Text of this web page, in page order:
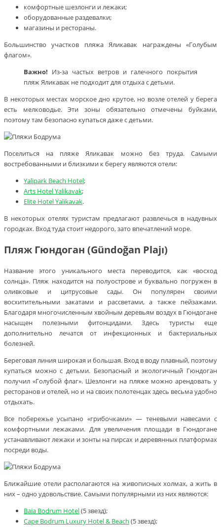
комфортные шезлонги и лежаки;
оборудованные раздевалки;
магазины и рестораны.
Большинство участков пляжа Яликавак награждены «Голубым
флагом».
Важно! Из-за частых ветров и галечного покрытия
пляж Яликавак не подходит для отдыха с детьми.
В некоторых местах морское дно крутое, но возле отелей у берега
есть мелководье. Эти зоны обязательно отмечены буйками,
поэтому там безопасно купаться даже с детьми.
Поселиться на пляже Яликавак можно без труда. Самыми
востребованными и близкими к берегу являются отели:
Yalipark Beach Hotel;
Arts Hotel Yalikavak;
Elite Hotel Yalikavak.
В некоторых отелях туристам предлагают развлечься в надувных
городках. Вход туда стоит недорого, зато впечатлений море.
Пляж Гюндоган (Gündoğan Plajı)
Название этого уникального места переводится, как «восход
солнца». Пляж находится на полуострове и буквально погружен в
оливковые и цитрусовые сады. Он популярен своими
восхитительными закатами и рассветами, а также пейзажами.
Благодаря многочисленным хвойным деревьям воздух в Гюндогане
насыщен полезными фитонцидами. Здесь туристы еще
дополнительно лечатся от инфекционных и бактериальных
болезней.
Береговая линия широкая и большая. Вход в воду плавный, поэтому
купаться можно с детьми. Безопасный и экологичный Гюндоган
получил «Голубой флаг». Шезлонги на пляже можно арендовать у
ресторанов и отелей, но и на своих полотенцах здесь весьма удобно
отдыхать.
Все побережье усыпано «грибочками» — теневыми навесами с
комфортными лежаками. Для увеличения площади в Гюндогане
устанавливают лежаки и зонты на пирсах и деревянных платформах
посреди воды.
Ближайшие отели располагаются на живописных холмах, а жить в
них – одно удовольствие. Самыми популярными из них являются:
Baia Bodrum Hotel(5 звезд);
Cape Bodrum Luxury Hotel & Beach (5 звезд);